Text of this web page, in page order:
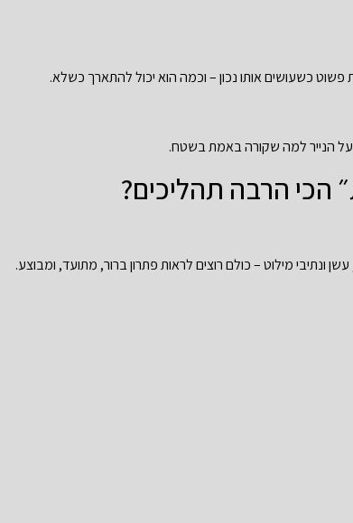
כשעושים אותו נכון – וכמה הוא יכול להתארך כשלא.
על הנייר למה שקורה באמת בשטח.
הכי הרבה תהליכים?
ונתיבי מילוט – כולם רוצים לראות פתרון ברור, מתועד, ומבוצע.